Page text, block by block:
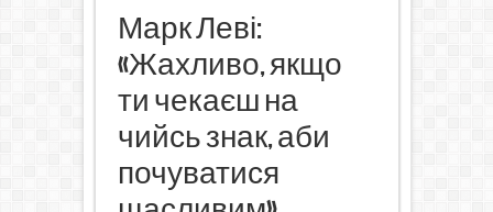
Марк Леві:
«Жахливо, якщо
ти чекаєш на
чийсь знак, аби
почуватися